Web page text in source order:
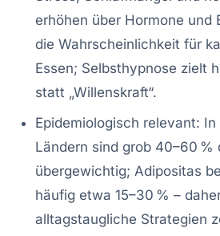
erhöhen über Hormone und
die Wahrscheinlichkeit für
Essen; Selbsthypnose zielt
statt „Willenskraft“.
Epidemiologisch relevant:
Ländern sind grob 40–60 %
übergewichtig; Adipositas
häufig etwa 15–30 % –
alltagstaugliche Strategien